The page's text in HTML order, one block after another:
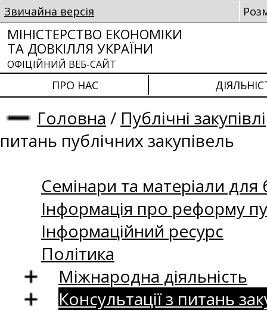
Звичайна версія
МІНІСТЕРСТВО ЕКОНОМІКИ
ТА ДОВКІЛЛЯ УКРАЇНИ
ОФІЦІЙНИЙ ВЕБ-САЙТ
ПРО НАС
Головна / Публічні закупівлі
питань публічних закупівель
Семінари та матеріали для
Інформація про реформу
Інформаційний ресурс
Політика
Міжнародна діяльність
Консультації з питань